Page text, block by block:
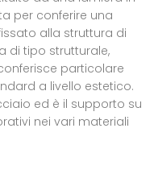
per conferire una
alla struttura di
di tipo strutturale,
particolare
a livello estetico.
ed è il supporto su
nei vari materiali